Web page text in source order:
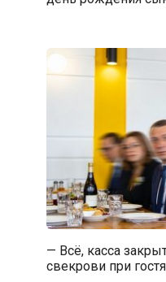
— Всё, касса
свекрови при